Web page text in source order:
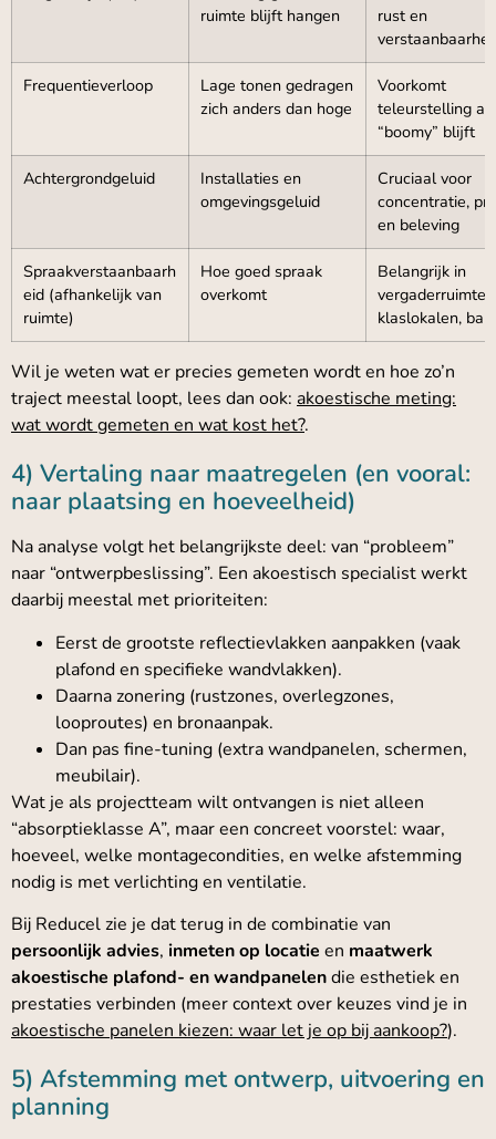
ruimte blijft hangen
rust en
Frequentieverloop
Lage tonen gedragen
zich anders dan hoge
Voorkomt
teleurstelling
“boomy” blijft
Achtergrondgeluid
Installaties en
omgevingsgeluid
Cruciaal voor
concentratie,
en beleving
Spraakverstaanbaarh
eid (afhankelijk van
ruimte)
Hoe goed spraak
overkomt
Belangrijk in
vergaderruimtes,
klaslokalen,
Wil je weten wat er precies gemeten wordt en hoe zo’n
traject meestal loopt, lees dan ook: akoestische meting:
wat wordt gemeten en wat kost het?.
4) Vertaling naar maatregelen (en vooral:
naar plaatsing en hoeveelheid)
Na analyse volgt het belangrijkste deel: van “probleem”
naar “ontwerpbeslissing”. Een akoestisch specialist werkt
daarbij meestal met prioriteiten:
Eerst de grootste reflectievlakken aanpakken (vaak
plafond en specifieke wandvlakken).
Daarna zonering (rustzones, overlegzones,
looproutes) en bronaanpak.
Dan pas fine-tuning (extra wandpanelen, schermen,
meubilair).
Wat je als projectteam wilt ontvangen is niet alleen
“absorptieklasse A”, maar een concreet voorstel: waar,
hoeveel, welke montagecondities, en welke afstemming
nodig is met verlichting en ventilatie.
Bij Reducel zie je dat terug in de combinatie van
persoonlijk advies, inmeten op locatie en maatwerk
akoestische plafond- en wandpanelendie esthetiek en
prestaties verbinden (meer context over keuzes vind je in
akoestische panelen kiezen: waar let je op bij aankoop?).
5) Afstemming met ontwerp, uitvoering en
planning